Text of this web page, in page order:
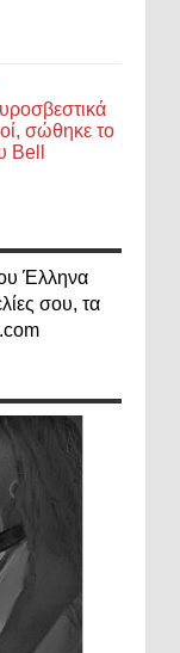
σώθηκε το
Bell
Έλληνα
σου, τα